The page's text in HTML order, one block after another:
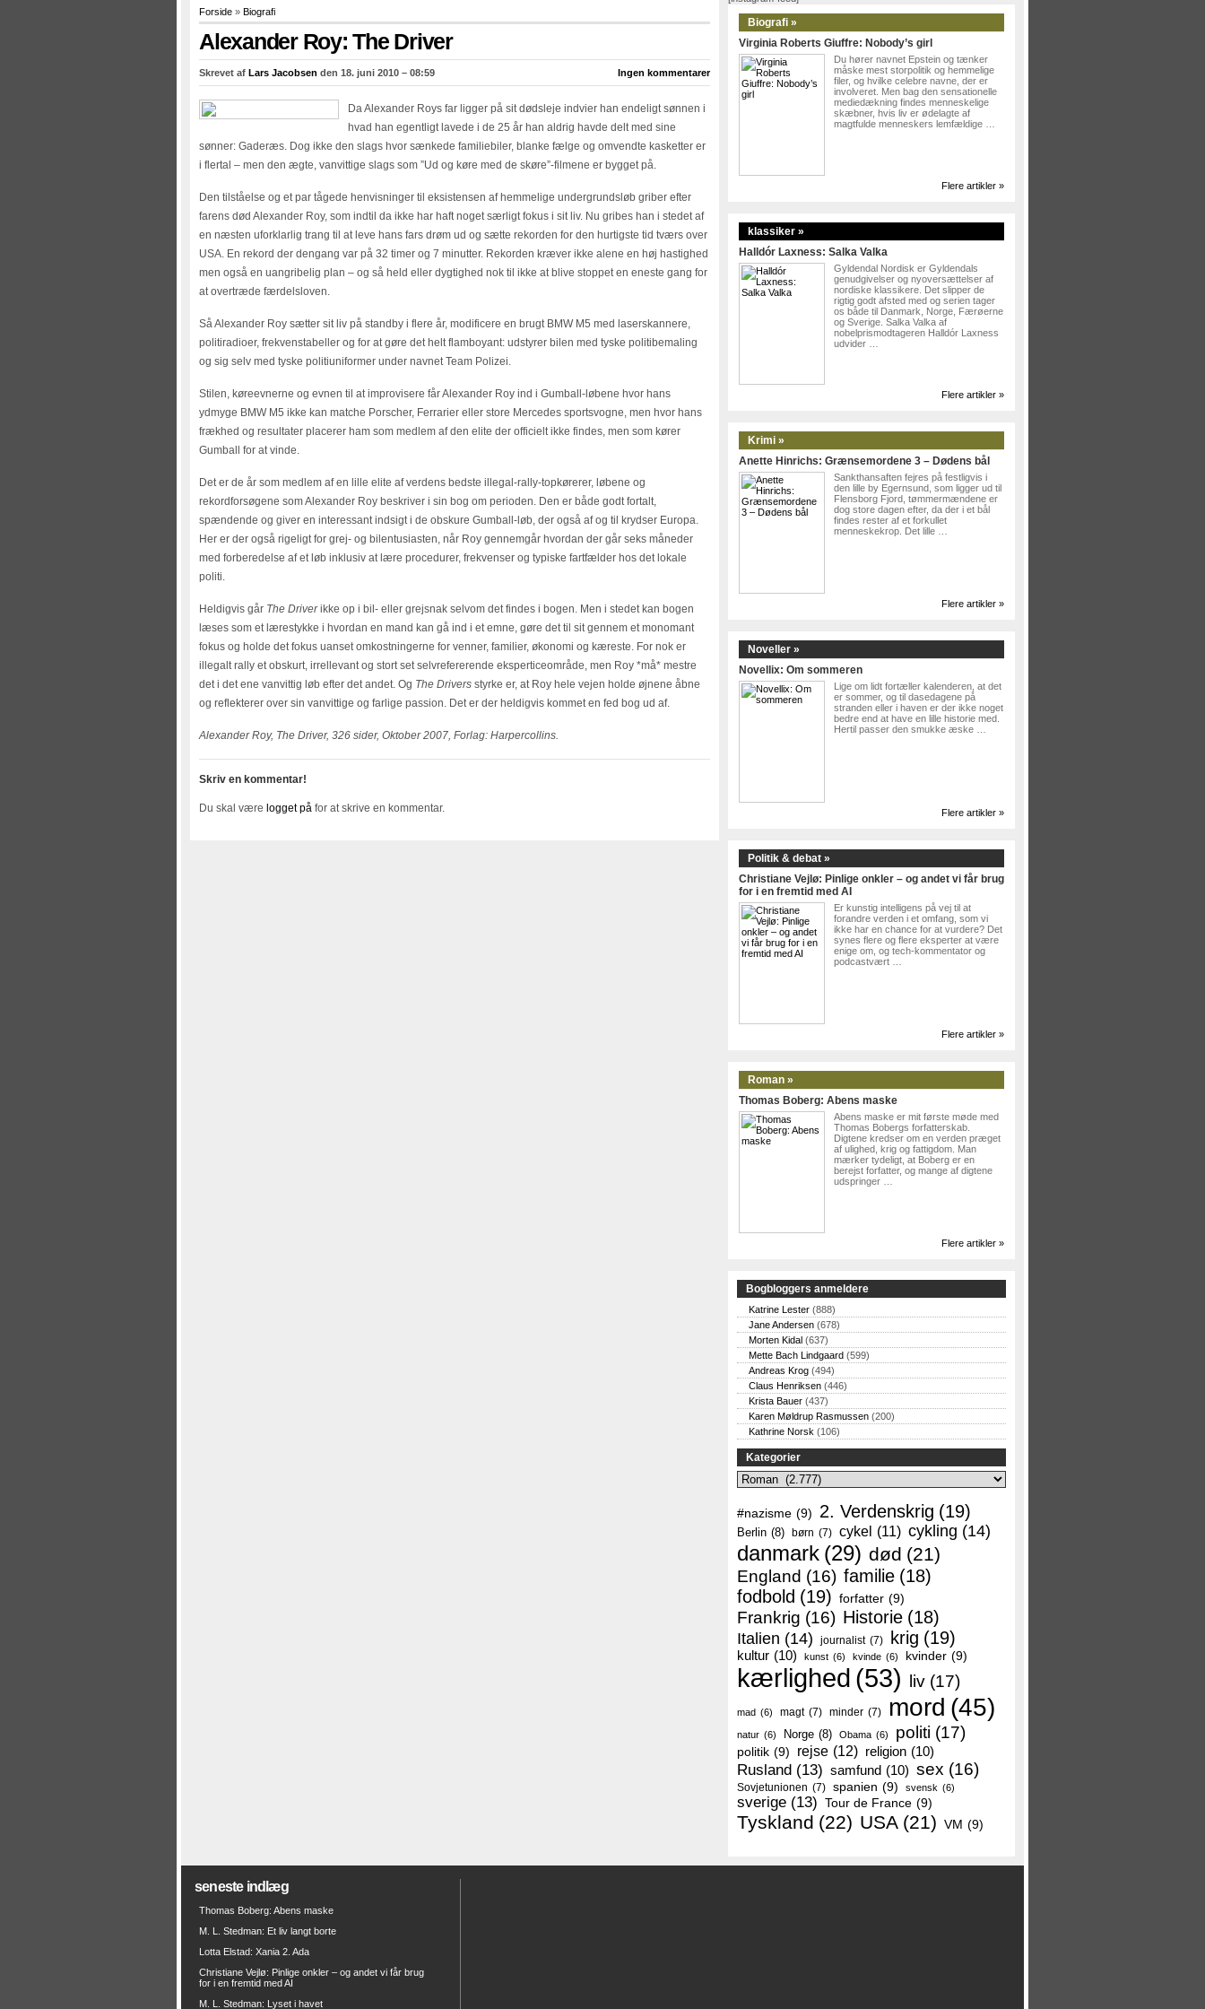
Forside » Biografi
Alexander Roy: The Driver
Skrevet af Lars Jacobsen den 18. juni 2010 – 08:59 Ingen kommentarer
Da Alexander Roys far ligger på sit dødsleje indvier han endeligt sønnen i
hvad han egentligt lavede i de 25 år han aldrig havde delt med sine
sønner: Gaderæs. Dog ikke den slags hvor sænkede familiebiler, blanke fælge og omvendte kasketter er
i flertal – men den ægte, vanvittige slags som ”Ud og køre med de skøre”-filmene er bygget på.
Den tilståelse og et par tågede henvisninger til eksistensen af hemmelige undergrundsløb griber efter
farens død Alexander Roy, som indtil da ikke har haft noget særligt fokus i sit liv. Nu gribes han i stedet af
en næsten uforklarlig trang til at leve hans fars drøm ud og sætte rekorden for den hurtigste tid tværs over
USA. En rekord der dengang var på 32 timer og 7 minutter. Rekorden kræver ikke alene en høj hastighed
men også en uangribelig plan – og så held eller dygtighed nok til ikke at blive stoppet en eneste gang for
at overtræde færdelsloven.
Så Alexander Roy sætter sit liv på standby i flere år, modificere en brugt BMW M5 med laserskannere,
politiradioer, frekvenstabeller og for at gøre det helt flamboyant: udstyrer bilen med tyske politibemaling
og sig selv med tyske politiuniformer under navnet Team Polizei.
Stilen, køreevnerne og evnen til at improvisere får Alexander Roy ind i Gumball-løbene hvor hans
ydmyge BMW M5 ikke kan matche Porscher, Ferrarier eller store Mercedes sportsvogne, men hvor hans
frækhed og resultater placerer ham som medlem af den elite der officielt ikke findes, men som kører
Gumball for at vinde.
Det er de år som medlem af en lille elite af verdens bedste illegal-rally-topkørerer, løbene og
rekordforsøgene som Alexander Roy beskriver i sin bog om perioden. Den er både godt fortalt,
spændende og giver en interessant indsigt i de obskure Gumball-løb, der også af og til krydser Europa.
Her er der også rigeligt for grej- og bilentusiasten, når Roy gennemgår hvordan der går seks måneder
med forberedelse af et løb inklusiv at lære procedurer, frekvenser og typiske fartfælder hos det lokale
politi.
Heldigvis går The Driverikke op i bil- eller grejsnak selvom det findes i bogen. Men i stedet kan bogen
læses som et lærestykke i hvordan en mand kan gå ind i et emne, gøre det til sit gennem et monomant
fokus og holde det fokus uanset omkostningerne for venner, familier, økonomi og kæreste. For nok er
illegalt rally et obskurt, irrellevant og stort set selvrefererende eksperticeområde, men Roy *må* mestre
det i det ene vanvittig løb efter det andet. Og The Drivers styrke er, at Roy hele vejen holde øjnene åbne
og reflekterer over sin vanvittige og farlige passion. Det er der heldigvis kommet en fed bog ud af.
Alexander Roy, The Driver, 326 sider, Oktober 2007, Forlag: Harpercollins.
Skriv en kommentar!
Du skal være logget på for at skrive en kommentar.
Biografi »
Virginia Roberts Giuffre: Nobody’s girl
Du hører navnet Epstein og tænker
måske mest storpolitik og hemmelige
filer, og hvilke celebre navne, der er
involveret. Men bag den sensationelle
mediedækning findes menneskelige
skæbner, hvis liv er ødelagte af
magtfulde menneskers lemfældige …
Flere artikler »
klassiker »
Halldór Laxness: Salka Valka
Gyldendal Nordisk er Gyldendals
genudgivelser og nyoversættelser af
nordiske klassikere. Det slipper de
rigtig godt afsted med og serien tager
os både til Danmark, Norge, Færøerne
og Sverige. Salka Valka af
nobelprismodtageren Halldór Laxness
udvider …
Flere artikler »
Krimi »
Anette Hinrichs: Grænsemordene 3 – Dødens bål
Sankthansaften fejres på festligvis i
den lille by Egernsund, som ligger ud til
Flensborg Fjord, tømmermændene er
dog store dagen efter, da der i et bål
findes rester af et forkullet
menneskekrop. Det lille …
Flere artikler »
Noveller »
Novellix: Om sommeren
Lige om lidt fortæller kalenderen, at det
er sommer, og til dasedagene på
stranden eller i haven er der ikke noget
bedre end at have en lille historie med.
Hertil passer den smukke æske …
Flere artikler »
Politik & debat »
Christiane Vejlø: Pinlige onkler – og andet vi får brug
for i en fremtid med AI
Er kunstig intelligens på vej til at
forandre verden i et omfang, som vi
ikke har en chance for at vurdere? Det
synes flere og flere eksperter at være
enige om, og tech-kommentator og
podcastvært …
Flere artikler »
Roman »
Thomas Boberg: Abens maske
Abens maske er mit første møde med
Thomas Bobergs forfatterskab.
Digtene kredser om en verden præget
af ulighed, krig og fattigdom. Man
mærker tydeligt, at Boberg er en
berejst forfatter, og mange af digtene
udspringer …
Flere artikler »
Bogbloggers anmeldere
Katrine Lester (888)
Jane Andersen (678)
Morten Kidal (637)
Mette Bach Lindgaard (599)
Andreas Krog (494)
Claus Henriksen (446)
Krista Bauer (437)
Karen Møldrup Rasmussen (200)
Kathrine Norsk (106)
Kategorier
Kategorier
#nazisme (9) 2. Verdenskrig (19)
Berlin (8) børn (7) cykel (11) cykling (14)
danmark (29) død (21)
England (16) familie (18)
fodbold (19) forfatter (9)
Frankrig (16) Historie (18)
Italien (14) journalist (7) krig (19)
kultur (10) kunst (6) kvinde (6) kvinder (9)
kærlighed (53) liv (17)
mad (6) magt (7) minder (7) mord (45)
natur (6) Norge (8) Obama (6) politi (17)
politik (9) rejse (12) religion (10)
Rusland (13) samfund (10) sex (16)
Sovjetunionen (7) spanien (9) svensk (6)
sverige (13) Tour de France (9)
Tyskland (22) USA (21) VM (9)
seneste indlæg
Thomas Boberg: Abens maske
M. L. Stedman: Et liv langt borte
Lotta Elstad: Xania 2. Ada
Christiane Vejlø: Pinlige onkler – og andet vi får brug
for i en fremtid med AI
M. L. Stedman: Lyset i havet